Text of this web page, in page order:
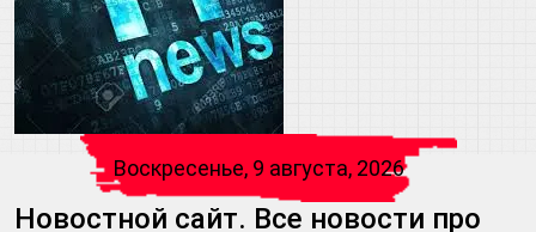
Воскресенье, 9 августа, 2026
Новостной сайт. Все новости про